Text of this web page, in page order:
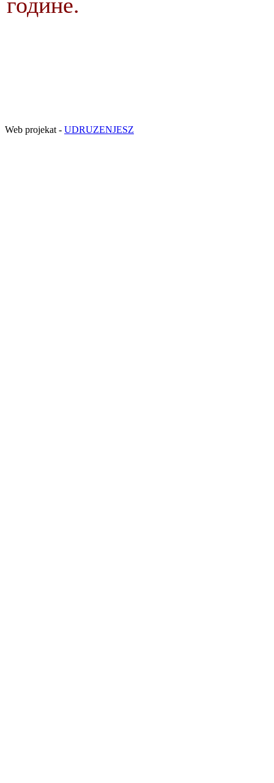
Web projekat - UDRUZENJESZ